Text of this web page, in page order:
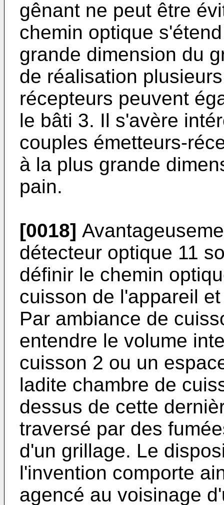
gênant ne peut être
chemin optique
grande dimension du
de réalisation
récepteurs peuvent
le bâti 3. Il s'avère
couples émetteurs-
à la plus grande
pain.
[0018]
détecteur optique 11
définir le chemin
cuisson de l'appareil
Par ambiance de
entendre le volume
cuisson 2 ou un
ladite chambre de
dessus de cette
traversé par des
d'un grillage. Le
l'invention comporte
agencé au voisinage